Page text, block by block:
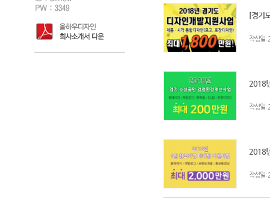
[경기
작성일
2018
작성일
2018
작성일